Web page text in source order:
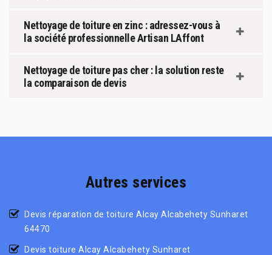
Nettoyage de toiture en zinc : adressez-vous à
la société professionnelle Artisan LAffont
Nettoyage de toiture pas cher : la solution reste
la comparaison de devis
Autres services
Devis réparation de toiture Alcay Alcabehety Sunharet
64470
Devis toiture Alcay Alcabehety Sunharet